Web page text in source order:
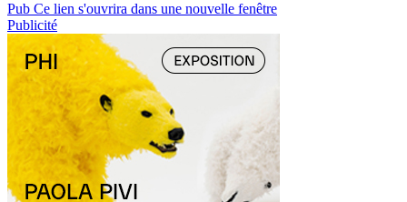
Pub Ce lien s'ouvrira dans une nouvelle fenêtre
Publicité